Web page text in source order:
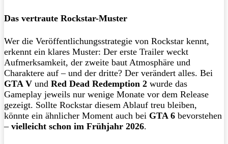
Das vertraute Rockstar-Muster
Wer die Veröffentlichungsstrategie von Rockstar kennt,
erkennt ein klares Muster: Der erste Trailer weckt
Aufmerksamkeit, der zweite baut Atmosphäre und
Charaktere auf – und der dritte? Der verändert alles. Bei
GTA V und Red Dead Redemption 2 wurde das
Gameplay jeweils nur wenige Monate vor dem Release
gezeigt. Sollte Rockstar diesem Ablauf treu bleiben,
könnte ein ähnlicher Moment auch bei GTA 6 bevorstehen
– vielleicht schon im Frühjahr 2026.